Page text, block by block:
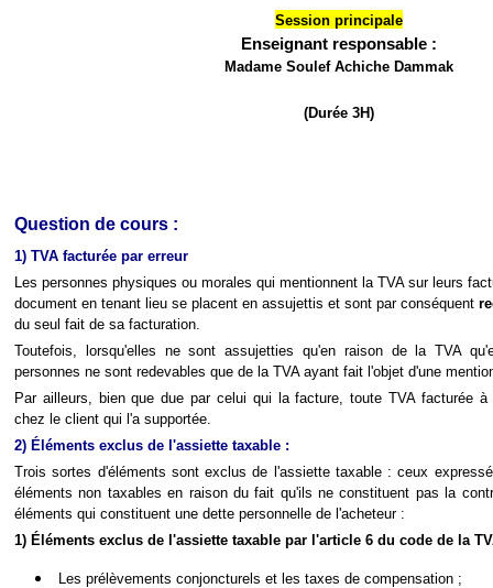
Session principale
Enseignant responsable :
Madame Soulef Achiche Dammak
(Durée 3H)
Question de cours :
1) TVA facturée par erreur
Les personnes physiques ou morales qui mentionnent la TVA sur leurs
document en tenant lieu se placent en assujettis et sont par conséquent
du seul fait de sa facturation.
Toutefois, lorsqu'elles ne sont assujetties qu'en raison de la TVA
personnes ne sont redevables que de la TVA ayant fait l'objet d'une
Par ailleurs, bien que due par celui qui la facture, toute TVA facturée
chez le client qui l'a supportée.
2) Éléments exclus de l'assiette taxable :
Trois sortes d'éléments sont exclus de l'assiette taxable : ceux
éléments non taxables en raison du fait qu'ils ne constituent pas la
éléments qui constituent une dette personnelle de l'acheteur :
1) Éléments exclus de l'assiette taxable par l'article 6 du code de la
Les prélèvements conjoncturels et les taxes de compensation ;